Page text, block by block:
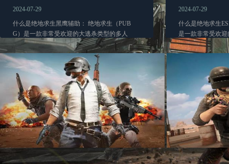
2024-07-29
什么是绝地求生黑鹰辅助： 绝地求生（PUB
G）是一款非常受欢迎的大逃杀类型的多人
在......
2024-07-29
什么是绝地求生
是一款非常受欢